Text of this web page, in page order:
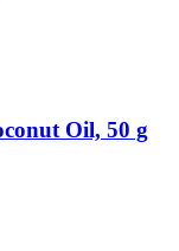
Oil, 50 g